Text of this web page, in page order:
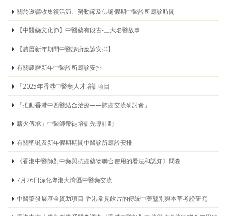
關於邀請收集復活節、勞動節及佛誕假期中醫診所應診時間
【中醫藥文化節】中醫藥有段古-三大名醫故事
【農曆新年期間中醫診所應診安排】
有關農曆新年中醫診所應診安排
「2025年香港中醫藥人才培訓項目」
「推動香港中西醫結合治療——肺癌交流研討會」
薪火傳承」中醫師帶徒培訓先導計劃
有關聖誕及新年假期期間中醫診所應診安排
《香港中醫師對中藥與抗癌藥物聯合使用的看法和認知》問卷
7月26日深化粵港大灣區中醫藥交流
中醫藥發展基金資助項目-香港常見飲片的傳統中藥鑒別與本草考證研究